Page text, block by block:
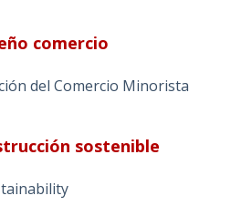
comercio
del Comercio Minorista
sostenible